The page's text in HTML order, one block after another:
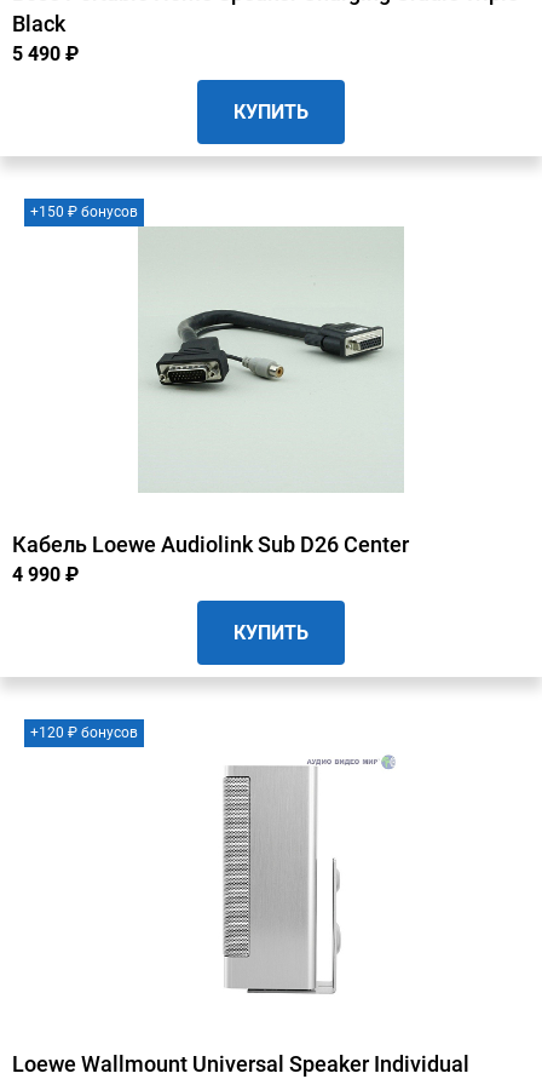
Black
5 490 ₽
КУПИТЬ
+150 ₽ бонусов
Кабель Loewe Audiolink Sub D26 Center
4 990 ₽
КУПИТЬ
+120 ₽ бонусов
Loewe Wallmount Universal Speaker Individual